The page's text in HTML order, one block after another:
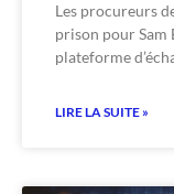
Les procureurs
prison pour Sam
plateforme
LIRE LA SUITE »